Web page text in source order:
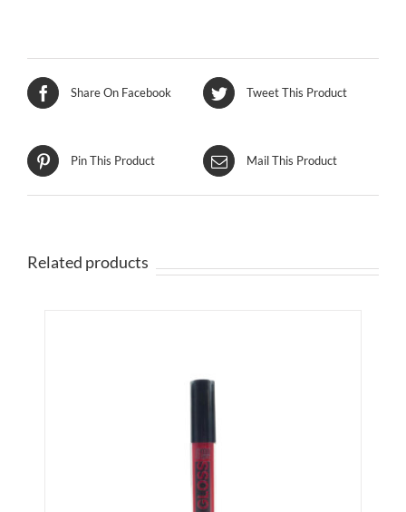
Share On Facebook Tweet This Product
Pin This Product Mail This Product
Related products